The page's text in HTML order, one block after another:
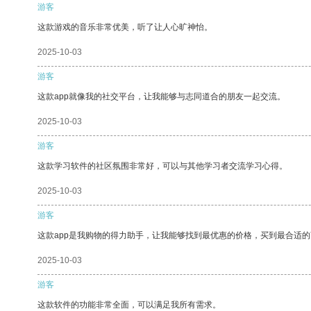
游客
这款游戏的音乐非常优美，听了让人心旷神怡。
2025-10-03
游客
这款app就像我的社交平台，让我能够与志同道合的朋友一起交流。
2025-10-03
游客
这款学习软件的社区氛围非常好，可以与其他学习者交流学习心得。
2025-10-03
游客
这款app是我购物的得力助手，让我能够找到最优惠的价格，买到最合适
2025-10-03
游客
这款软件的功能非常全面，可以满足我所有需求。